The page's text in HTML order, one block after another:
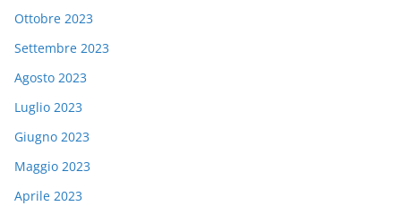
Ottobre 2023
Settembre 2023
Agosto 2023
Luglio 2023
Giugno 2023
Maggio 2023
Aprile 2023